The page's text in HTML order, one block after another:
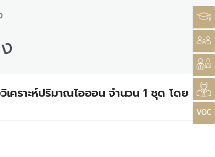
คราะห์ปริมาณไอออน จำนวน 1 ชุด โดย